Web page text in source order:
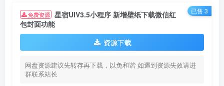
已售 3
免费资源 星宿UIV3.5小程序 新增壁纸下载微信红
包封面功能
资源下载
网盘资源建议先转存再下载，以免和谐 如遇到资源失效请进
群联系站长